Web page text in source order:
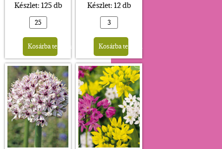
Készlet: 125 db
Kosárba teszem
Alternative:
Készlet: 12 db
Kosárba teszem